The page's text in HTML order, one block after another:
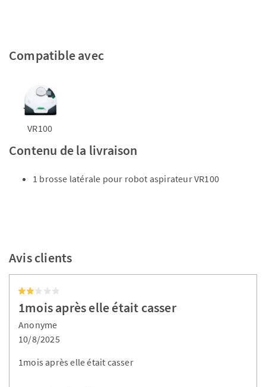
Compatible avec
VR100
Contenu de la livraison
1 brosse latérale pour robot aspirateur VR100
Avis clients
1mois après elle était casser
Anonyme
10/8/2025
1mois après elle était casser